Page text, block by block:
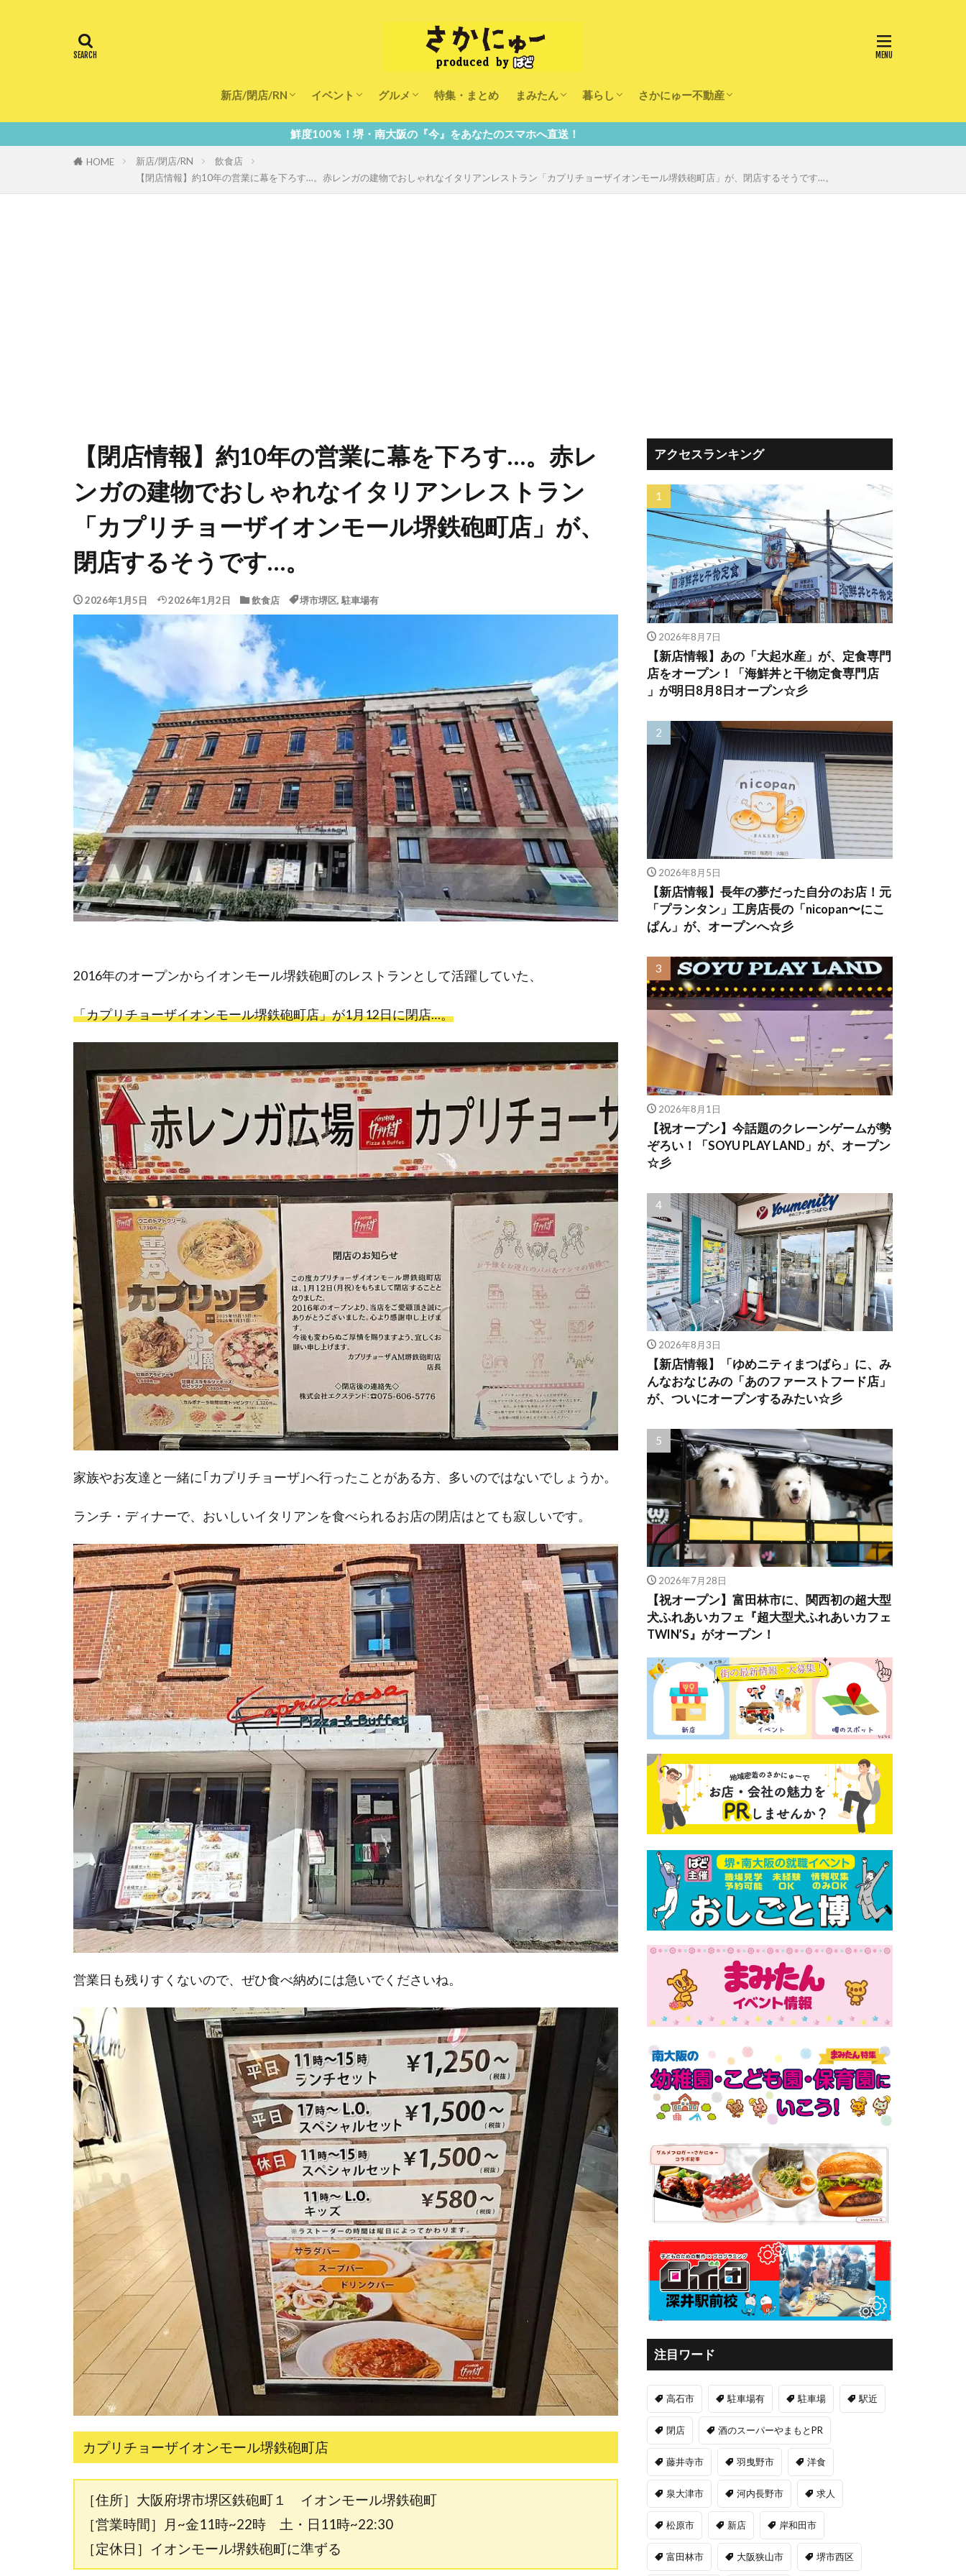
新店/閉店/RN イベント
キッズ
グルメ
ランチ
カフェ
特集・まとめ まみたん
まみたんイベント・おでかけ
習い事・キャンペーン
幼稚園・こども園・保育園
暮らし さかにゅー不動産
鮮度100％！堺・南大阪の『今』をあなたのスマホへ直送！
HOME 新店/閉店/RN
飲食店
【閉店情報】約10年の営業に幕を下ろす…。赤レンガの建物でおしゃれなイタリアンレストラン「カプリチョーザイオンモール堺鉄砲町店」が、閉店するそうです…。
【閉店情報】約10年の営業に幕を下ろす…。赤レ
ンガの建物でおしゃれなイタリアンレストラン
「カプリチョーザイオンモール堺鉄砲町店」が、
閉店するそうです…。
2026年1月5日 2026年1月2日 飲食店 堺市堺区, 駐車場有
2016年のオープンからイオンモール堺鉄砲町のレストランとして活躍していた、
「カプリチョーザイオンモール堺鉄砲町店」が1月12日に閉店…。
家族やお友達と一緒に｢カプリチョーザ｣へ行ったことがある方、多いのではないでしょうか。
ランチ・ディナーで、おいしいイタリアンを食べられるお店の閉店はとても寂しいです。
営業日も残りすくないので、ぜひ食べ納めには急いでくださいね。
カプリチョーザイオンモール堺鉄砲町店
［住所］大阪府堺市堺区鉄砲町１ イオンモール堺鉄砲町
［営業時間］月~金11時~22時 土・日11時~22:30
［定休日］イオンモール堺鉄砲町に準ずる
アクセスランキング
2026年8月7日
【新店情報】あの「大起水産」が、定食専門
店をオープン！「海鮮丼と干物定食専門店
」が明日8月8日オープン☆彡
2026年8月5日
【新店情報】長年の夢だった自分のお店！元
「プランタン」工房店長の「nicopan〜にこ
ぱん」が、オープンへ☆彡
2026年8月1日
【祝オープン】今話題のクレーンゲームが勢
ぞろい！「SOYU PLAY LAND」が、オープン
☆彡
2026年8月3日
【新店情報】「ゆめニティまつばら」に、み
んなおなじみの「あのファーストフード店」
が、ついにオープンするみたい☆彡
2026年7月28日
【祝オープン】富田林市に、関西初の超大型
犬ふれあいカフェ『超大型犬ふれあいカフェ
TWIN’S』がオープン！
注目ワード
高石市 駐車場有 駐車場 駅近
閉店 酒のスーパーやまもとPR
藤井寺市 羽曳野市 洋食
泉大津市 河内長野市 求人
松原市 新店 岸和田市
富田林市 大阪狭山市 堺市西区